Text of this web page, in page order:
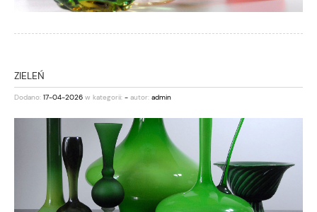
ZIELEŃ
Dodano: 17-04-2026 w kategorii: - autor: admin